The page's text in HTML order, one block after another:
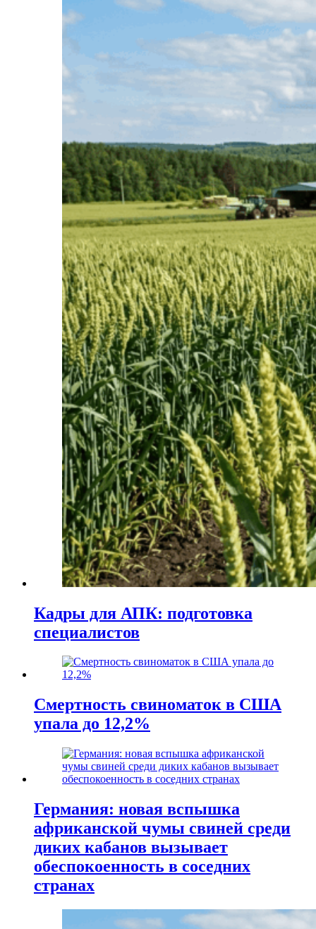
Кадры для АПК: подготовка
специалистов
Смертность свиноматок в США
упала до 12,2%
Германия: новая вспышка
африканской чумы свиней среди
диких кабанов вызывает
обеспокоенность в соседних
странах